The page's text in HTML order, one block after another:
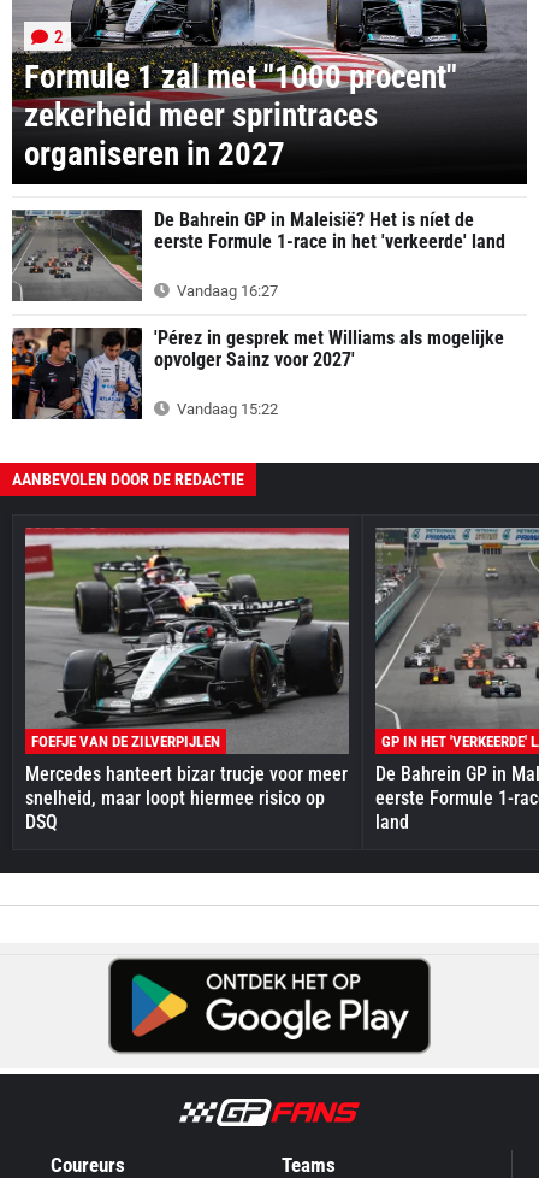
Formule 1 zal met "1000 procent"
zekerheid meer sprintraces
organiseren in 2027
2
De Bahrein GP in Maleisië? Het is níet de
eerste Formule 1-race in het 'verkeerde' land
Vandaag 16:27
'Pérez in gesprek met Williams als mogelijke
opvolger Sainz voor 2027'
Vandaag 15:22
AANBEVOLEN DOOR DE REDACTIE
FOEFJE VAN DE ZILVERPIJLEN
Mercedes hanteert bizar trucje voor meer
snelheid, maar loopt hiermee risico op
DSQ
GP IN HET 'VERKEERDE'
De Bahrein GP in
eerste Formule 1-
land
Coureurs Teams